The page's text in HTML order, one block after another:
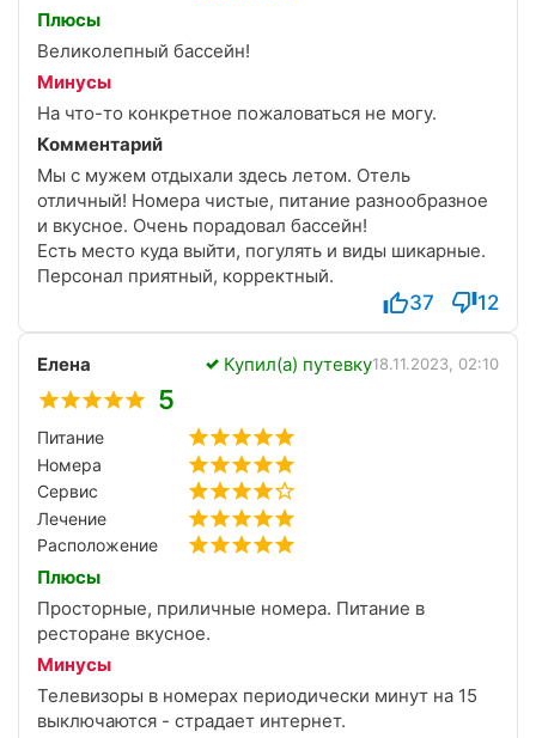
Плюсы
Великолепный бассейн!
Минусы
На что-то конкретное пожаловаться не могу.
Комментарий
Мы с мужем отдыхали здесь летом. Отель
отличный! Номера чистые, питание разнообразное
и вкусное. Очень порадовал бассейн!
Есть место куда выйти, погулять и виды шикарные.
Персонал приятный, корректный.
37 12
Елена Купил(а) путевку18.11.2023, 02:10
5
Питание
Номера
Сервис
Лечение
Расположение
Плюсы
Просторные, приличные номера. Питание в
ресторане вкусное.
Минусы
Телевизоры в номерах периодически минут на 15
выключаются - страдает интернет.